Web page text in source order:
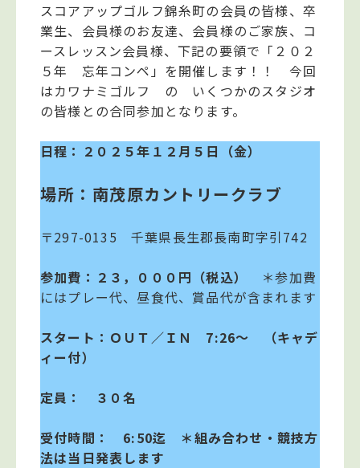
スコアアップゴルフ錦糸町の会員の皆様、卒
業生、会員様のお友達、会員様のご家族、コ
ースレッスン会員様、下記の要領で「２０２
５年 忘年コンペ」を開催します！！ 今回
はカワナミゴルフ の いくつかのスタジオ
の皆様との合同参加となります。
日程：２０２５年１２月５日（金）
場所：南茂原カントリークラブ
〒297-0135 千葉県長生郡長南町字引742
参加費：２３，０００円（税込）
＊参加費
にはプレー代、昼食代、賞品代が含まれます
スタート：ＯＵＴ／ＩＮ 7:26～ （キャデ
ィー付）
定員： ３０名
受付時間： 6:50迄 ＊組み合わせ・競技方
法は当日発表します